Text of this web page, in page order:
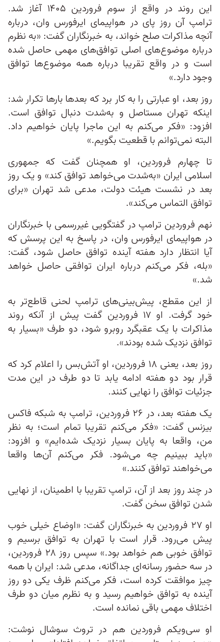
این روند در واقع از سوم فروردین ۱۴۰۵ آغاز شد.
ترامپ آن روز پای در هواپیمای ایرفورس وان، درباره
آنچه مذاکرات صلح خواند، به خبرنگاران گفت: «به نظرم
درباره موضوع‌های اصلی توافق‌های مهمی حاصل شده
است و در واقع تقریبا درباره همه موضوع‌ها توافق
وجود دارد.»
روز بعد، او عبارتی را به کار برد که بعدها بارها تکرار شد:
اینکه تهران مستاصل و به‌شدت دنبال توافق است.
افزود: «فکر می‌کنم به این ماجرا پایان خواهیم داد.
البته نمی‌توانم با قطعیت بگویم.»
تا چهارم فروردین، او همچنان گفت که جمهوری
اسلامی ایران «به‌شدت می‌خواهد توافق کند» و یک روز
بعد در نشست هیئت دولت، مدعی شد تهران «برای
توافق التماس می‌کند».
نهم فروردین ترامپ در گفتگویی غیررسمی با خبرنگاران
در هواپیمای ایرفورس وان، در پاسخ به این پرسش که
آیا انتظار دارد هفته آینده توافق حاصل شود، گفت:
«بله، فکر می‌کنم درباره ایران توافقی حاصل خواهد
شد.»
از این مقطع، پیش‌بینی‌های ترامپ لحنی قاطع‌تر به
خود گرفت. او ۱۷ فروردین گفت پیش از آنکه روند
مذاکرات با یک عقبگرد روبرو شود، دو طرف «بسیار به
توافق نزدیک شده بودند».
روز بعد، یعنی ۱۸ فروردین، او آتش‌بس را اعلام کرد که
قرار بود دو هفته ادامه یابد تا دو طرف در این مدت
جزئیات توافق را نهایی کنند.
یک هفته بعد، در ۲۶ فروردین، ترامپ به شبکه فاکس
بیزنس گفت: «فکر می‌کنم تقریبا تمام است؛ به نظر
من، واقعا به پایان بسیار نزدیک شده‌ایم» و افزود:
«باید ببینیم چه می‌شود. فکر می‌کنم آن‌ها واقعا
می‌خواهند توافق کنند.»
در چند روز بعد از آن، ترامپ تقریبا با اطمینان، از نهایی
شدن توافق سخن گفت.
او ۲۷ فروردین به خبرنگاران گفت: «اوضاع خیلی خوب
پیش می‌رود. قرار است با تهران به توافق برسیم و
توافق خوبی هم خواهد بود.» سپس روز ۲۸ فروردین،
در سه حضور رسانه‌ای جداگانه، مدعی شد: ایران با همه
چیز موافقت کرده است، فکر می‌کنم ظرف یکی دو روز
آینده به توافق خواهیم رسید و به نظرم میان دو طرف
اختلاف مهمی باقی نمانده است.
او سی‌ویکم فروردین هم در تروث سوشال نوشت: